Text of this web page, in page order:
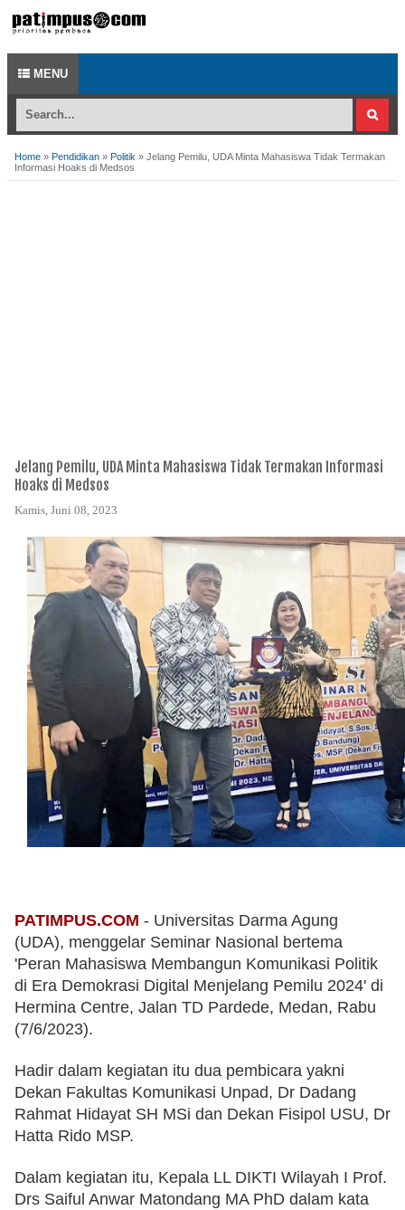
MENU
Home » Pendidikan » Politik » Jelang Pemilu, UDA Minta Mahasiswa Tidak Termakan
Informasi Hoaks di Medsos
Jelang Pemilu, UDA Minta Mahasiswa Tidak Termakan Informasi
Hoaks di Medsos
Kamis, Juni 08, 2023
PATIMPUS.COM - Universitas Darma Agung
(UDA), menggelar Seminar Nasional bertema
'Peran Mahasiswa Membangun Komunikasi Politik
di Era Demokrasi Digital Menjelang Pemilu 2024' di
Hermina Centre, Jalan TD Pardede, Medan, Rabu
(7/6/2023).
Hadir dalam kegiatan itu dua pembicara yakni
Dekan Fakultas Komunikasi Unpad, Dr Dadang
Rahmat Hidayat SH MSi dan Dekan Fisipol USU, Dr
Hatta Rido MSP.
Dalam kegiatan itu, Kepala LL DIKTI Wilayah I Prof.
Drs Saiful Anwar Matondang MA PhD dalam kata